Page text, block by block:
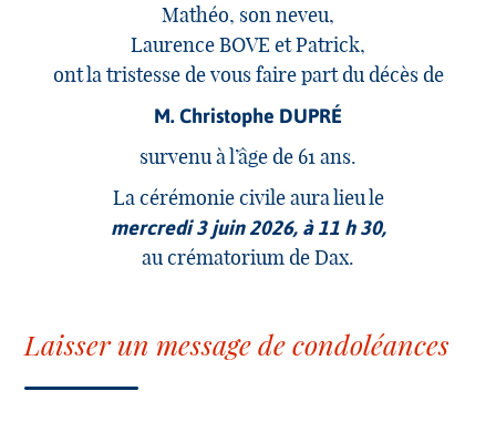
Mathéo, son neveu,
Laurence BOVE et Patrick,
ont la tristesse de vous faire part du décès de
M. Christophe DUPRÉ
survenu à l’âge de 61 ans.
La cérémonie civile aura lieu le
mercredi 3 juin 2026, à 11 h 30,
au crématorium de Dax.
Laisser un message de condoléances